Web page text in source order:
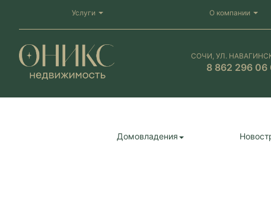
Услуги О компании
СОЧИ, УЛ.
8 862 296 06
Домовладения